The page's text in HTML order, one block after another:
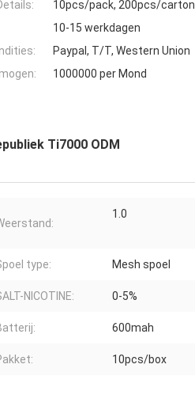
10pcs/pack, 200pcs/carton
10-15 werkdagen
Paypal, T/T, Western Union
1000000 per Mond
Ti7000 ODM
1.0
type: Mesh spoel
NICOTINE: 0-5%
600mah
10pcs/box